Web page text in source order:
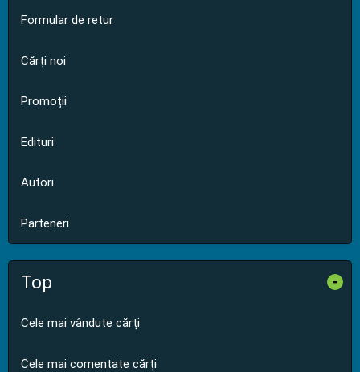
Formular de retur
Cărți noi
Promoții
Edituri
Autori
Parteneri
Top -
Cele mai vândute cărți
Cele mai comentate cărți